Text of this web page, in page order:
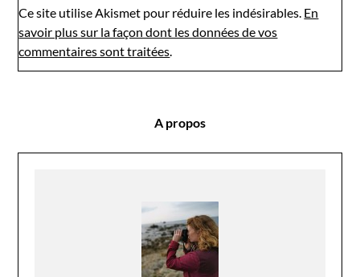
Ce site utilise Akismet pour réduire les indésirables. En
savoir plus sur la façon dont les données de vos
commentaires sont traitées.
A propos